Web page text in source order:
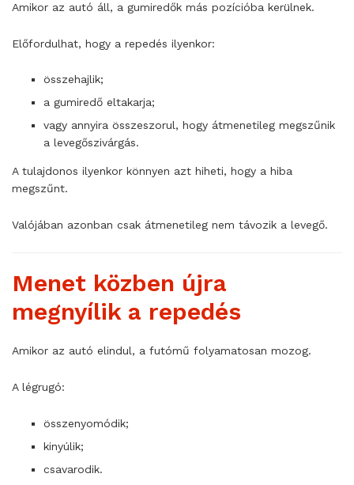
Amikor az autó áll, a gumiredők más pozícióba kerülnek.
Előfordulhat, hogy a repedés ilyenkor:
összehajlik;
a gumiredő eltakarja;
vagy annyira összeszorul, hogy átmenetileg megszűnik
a levegőszivárgás.
A tulajdonos ilyenkor könnyen azt hiheti, hogy a hiba
megszűnt.
Valójában azonban csak átmenetileg nem távozik a levegő.
Menet közben újra
megnyílik a repedés
Amikor az autó elindul, a futómű folyamatosan mozog.
A légrugó:
összenyomódik;
kinyúlik;
csavarodik.